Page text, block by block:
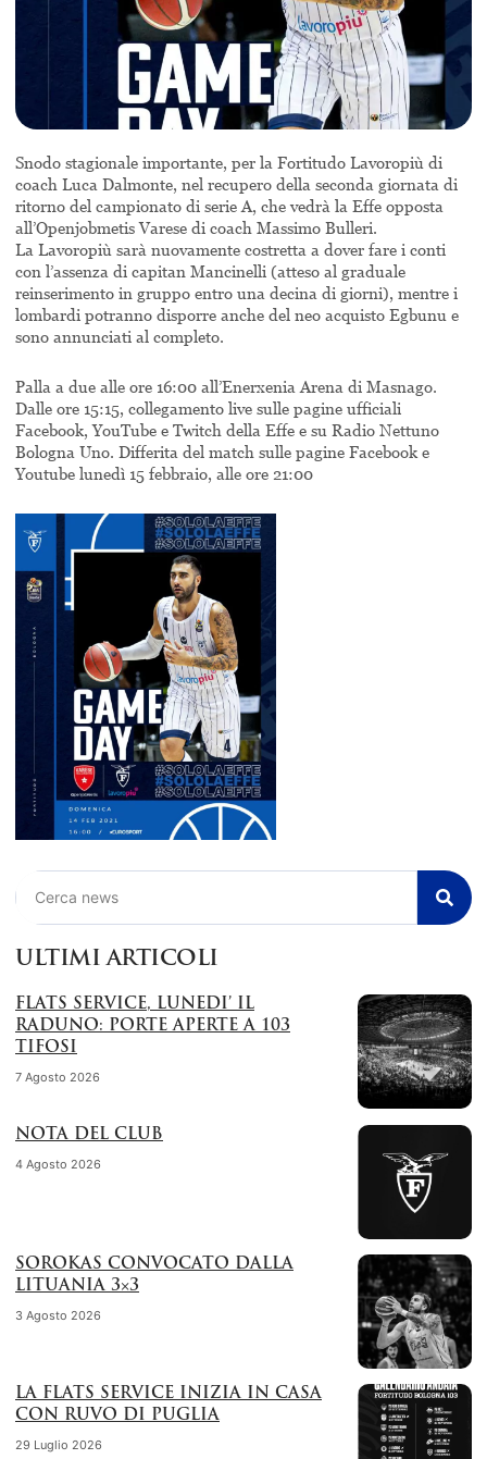
Snodo stagionale importante, per la Fortitudo Lavoropiù di
coach Luca Dalmonte, nel recupero della seconda giornata di
ritorno del campionato di serie A, che vedrà la Effe opposta
all’Openjobmetis Varese di coach Massimo Bulleri.
La Lavoropiù sarà nuovamente costretta a dover fare i conti
con l’assenza di capitan Mancinelli (atteso al graduale
reinserimento in gruppo entro una decina di giorni), mentre i
lombardi potranno disporre anche del neo acquisto Egbunu e
sono annunciati al completo.
Palla a due alle ore 16:00 all’Enerxenia Arena di Masnago.
Dalle ore 15:15, collegamento live sulle pagine ufficiali
Facebook, YouTube e Twitch della Effe e su Radio Nettuno
Bologna Uno. Differita del match sulle pagine Facebook e
Youtube lunedì 15 febbraio, alle ore 21:00
ULTIMI ARTICOLI
FLATS SERVICE, LUNEDI’ IL
RADUNO: PORTE APERTE A 103
TIFOSI
7 Agosto 2026
NOTA DEL CLUB
4 Agosto 2026
SOROKAS CONVOCATO DALLA
LITUANIA 3×3
3 Agosto 2026
LA FLATS SERVICE INIZIA IN CASA
CON RUVO DI PUGLIA
29 Luglio 2026